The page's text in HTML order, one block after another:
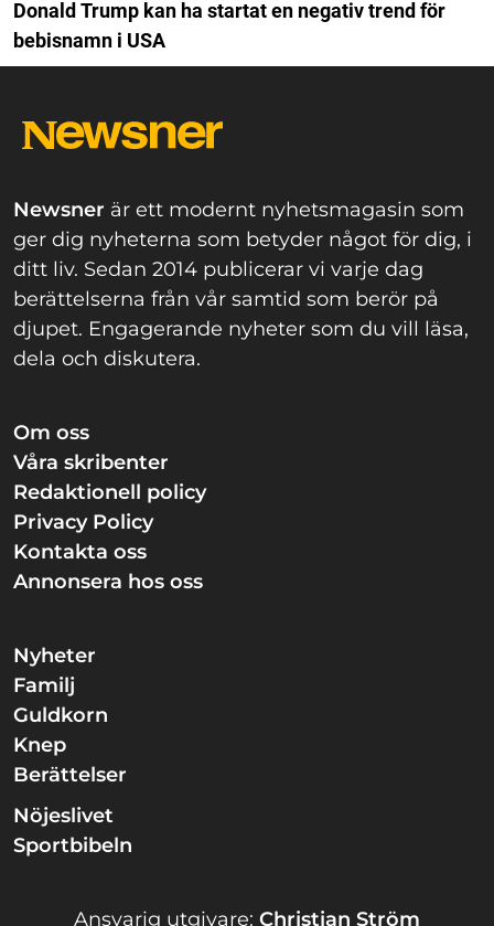
Donald Trump kan ha startat en negativ trend för
bebisnamn i USA
Newsner är ett modernt nyhetsmagasin som
ger dig nyheterna som betyder något för dig, i
ditt liv. Sedan 2014 publicerar vi varje dag
berättelserna från vår samtid som berör på
djupet. Engagerande nyheter som du vill läsa,
dela och diskutera.
Om oss
Våra skribenter
Redaktionell policy
Privacy Policy
Kontakta oss
Annonsera hos oss
Nyheter
Familj
Guldkorn
Knep
Berättelser
Nöjeslivet
Sportbibeln
Ansvarig utgivare: Christian Ström